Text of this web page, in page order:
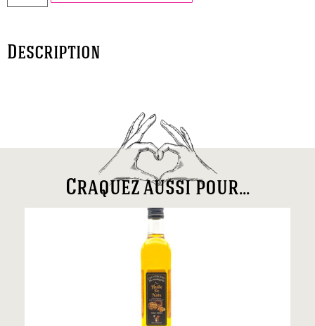
Description
Craquez aussi pour...